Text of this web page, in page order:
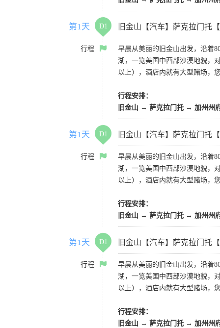
第1天 D1 旧金山【汽车】萨克拉门托
行程
早晨从美丽的旧金山出发，沿着
湖，一览美国中西部沙漠地貌，
以上），酒店内就有大型赌场，
行程安排：
旧金山 → 萨克拉门托 → 加州州
第1天 D1 旧金山【汽车】萨克拉门托
行程
早晨从美丽的旧金山出发，沿着
湖，一览美国中西部沙漠地貌，
以上），酒店内就有大型赌场，
行程安排：
旧金山 → 萨克拉门托 → 加州州
第1天 D1 旧金山【汽车】萨克拉门托
行程
早晨从美丽的旧金山出发，沿着
湖，一览美国中西部沙漠地貌，
以上），酒店内就有大型赌场，
行程安排：
旧金山 → 萨克拉门托 → 加州州